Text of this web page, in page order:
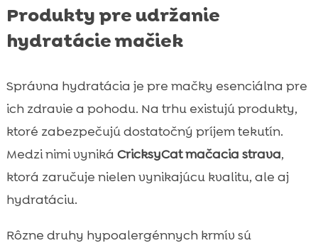
Produkty pre udržanie
hydratácie mačiek
Správna hydratácia je pre mačky esenciálna pre
ich zdravie a pohodu. Na trhu existujú produkty,
ktoré zabezpečujú dostatočný príjem tekutín.
Medzi nimi vyniká CricksyCat mačacia strava,
ktorá zaručuje nielen vynikajúcu kvalitu, ale aj
hydratáciu.
Rôzne druhy hypoalergénnych krmív sú